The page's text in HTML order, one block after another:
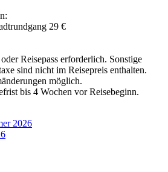
29 €
Reisepass erforderlich. Sonstige
sind nicht im Reisepreis enthalten.
möglich.
bis 4 Wochen vor Reisebeginn.
2026